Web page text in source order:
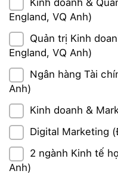
England, VQ Anh)
Quản trị Kinh
England, VQ Anh)
Ngân hàng Tài
Anh)
Kinh doanh &
Digital Marketing
2 ngành Kinh tế
Anh)